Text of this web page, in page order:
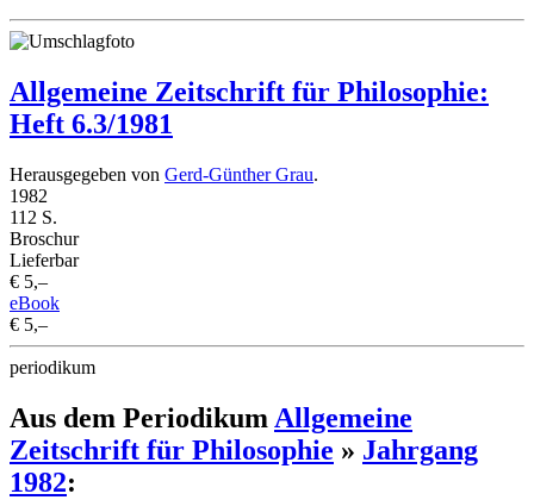
Allgemeine Zeitschrift für Philosophie:
Heft 6.3/1981
Herausgegeben von Gerd-Günther Grau.
1982
112 S.
Broschur
Lieferbar
€ 5,–
eBook
€ 5,–
periodikum
Aus dem Periodikum Allgemeine
Zeitschrift für Philosophie » Jahrgang
1982: